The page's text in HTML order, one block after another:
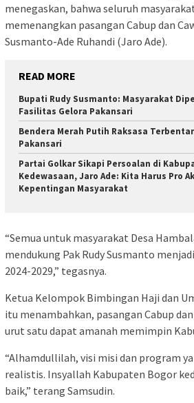
menegaskan, bahwa seluruh
memenangkan pasangan Cabup dan
Susmanto-Ade Ruhandi (Jaro Ade).
READ MORE
Bupati Rudy Susmanto: Masyarakat
Fasilitas Gelora Pakansari
Bendera Merah Putih Raksasa
Pakansari
Partai Golkar Sikapi Persoalan di
Kedewasaan, Jaro Ade: Kita Harus Pro
Kepentingan Masyarakat
“Semua untuk masyarakat Desa
mendukung Pak Rudy Susmanto
2024-2029,” tegasnya.
Ketua Kelompok Bimbingan Haji dan
itu menambahkan, pasangan Cabup
urut satu dapat amanah memimpin
“Alhamdullilah, visi misi dan program
realistis. Insyallah Kabupaten Bogor
baik,” terang Samsudin.